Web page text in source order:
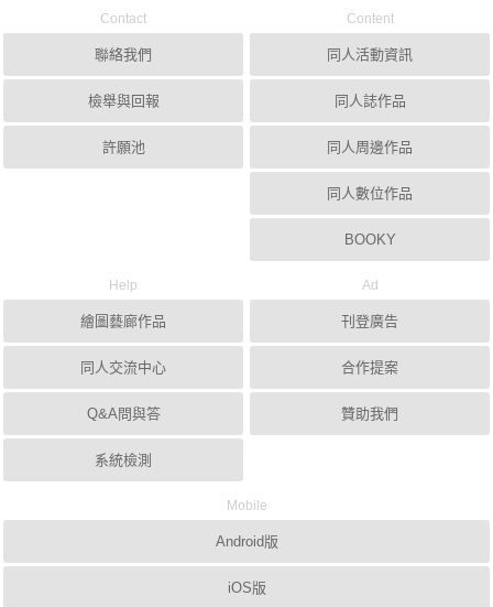
Contact
聯絡我們
檢舉與回報
許願池
Content
同人活動資訊
同人誌作品
同人周邊作品
同人數位作品
BOOKY
Help
繪圖藝廊作品
同人交流中心
Q&A問與答
系統檢測
Ad
刊登廣告
合作提案
贊助我們
Mobile
Android版
iOS版